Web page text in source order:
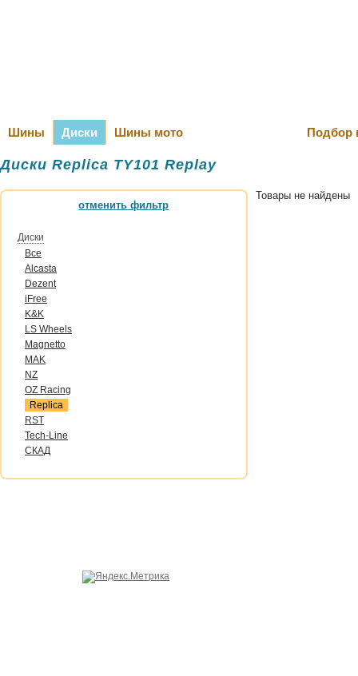
Шины Диски Шины мото Подбор
Диски Replica TY101 Replay
отменить фильтр
Диски
Все
Alcasta
Dezent
iFree
K&K
LS Wheels
Magnetto
MAK
NZ
OZ Raсing
Replica
RST
Tech-Line
СКАД
Товары не найдены